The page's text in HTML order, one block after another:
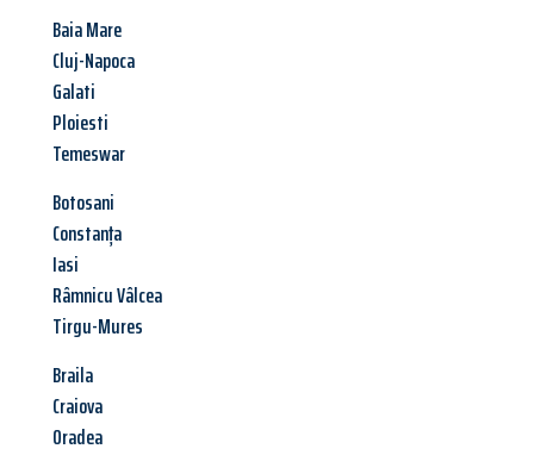
Baia Mare
Cluj-Napoca
Galati
Ploiesti
Temeswar
Botosani
Constanța
Iasi
Râmnicu Vâlcea
Tirgu-Mures
Braila
Craiova
Oradea